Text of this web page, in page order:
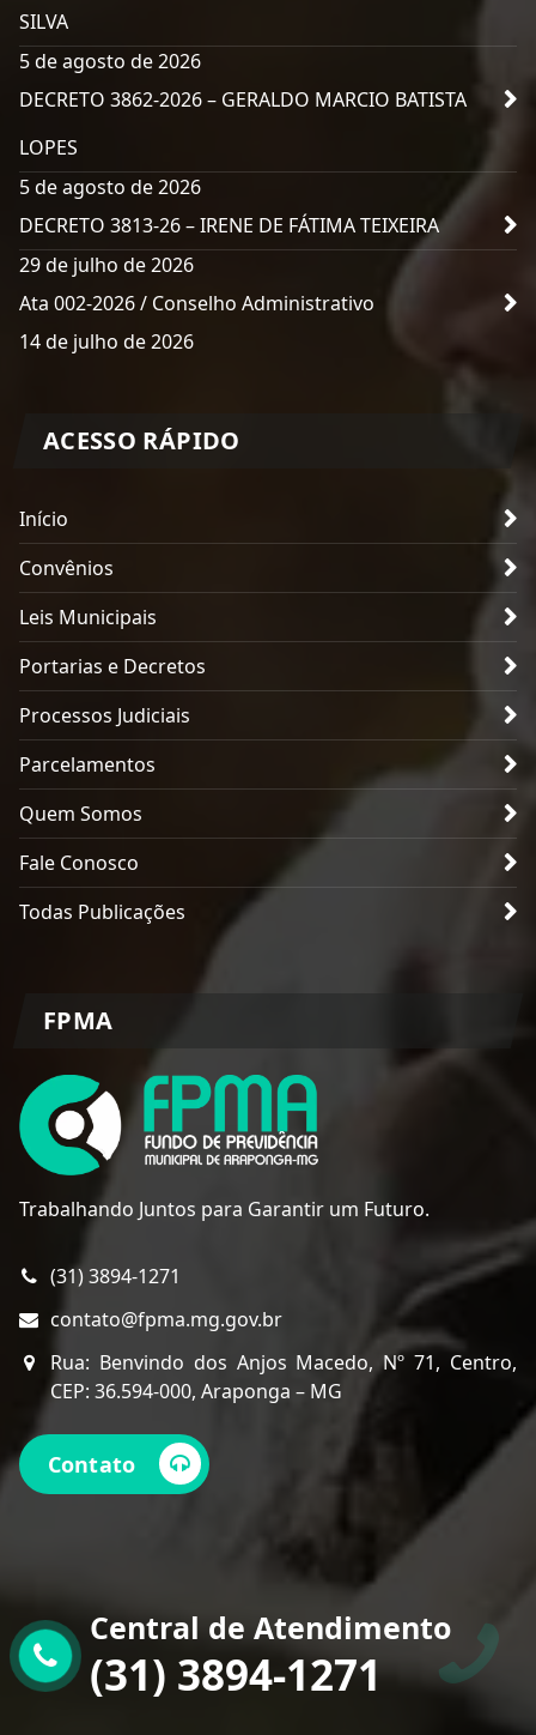
SILVA
5 de agosto de 2026
DECRETO 3862-2026 – GERALDO MARCIO BATISTA
LOPES
5 de agosto de 2026
DECRETO 3813-26 – IRENE DE FÁTIMA TEIXEIRA
29 de julho de 2026
Ata 002-2026 / Conselho Administrativo
14 de julho de 2026
ACESSO RÁPIDO
Início
Convênios
Leis Municipais
Portarias e Decretos
Processos Judiciais
Parcelamentos
Quem Somos
Fale Conosco
Todas Publicações
FPMA
Trabalhando Juntos para Garantir um Futuro.
(31) 3894-1271
contato@fpma.mg.gov.br
Rua: Benvindo dos Anjos Macedo, Nº 71, Centro,
CEP: 36.594-000, Araponga – MG
Contato
Central de Atendimento
(31) 3894-1271